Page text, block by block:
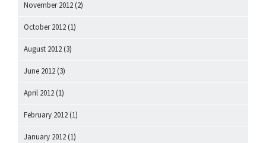
November 2012 (2)
October 2012 (1)
August 2012 (3)
June 2012 (3)
April 2012 (1)
February 2012 (1)
January 2012 (1)